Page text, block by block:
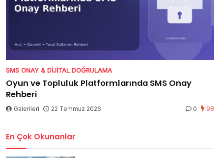
SMS ONAY & DIJITAL DOĞRULAMA
Oyun ve Topluluk Platformlarında SMS Onay
Rehberi
Galerileri 22 Temmuz 2026 0 98
En Çok Okunanlar